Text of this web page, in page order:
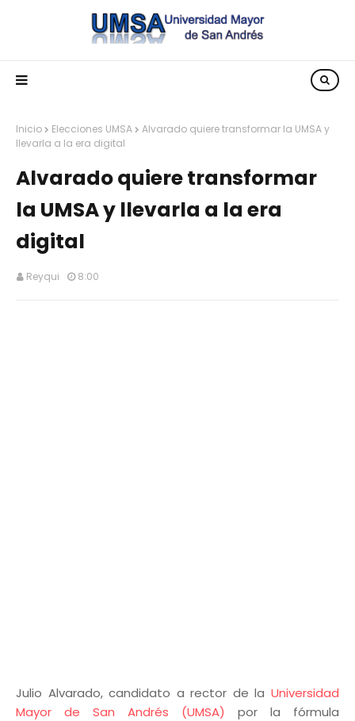
Inicio Elecciones UMSA
Alvarado quiere transformar la UMSA y
llevarla a la era digital
Alvarado quiere transformar
la UMSA y llevarla a la era
digital
Reyqui 8:00
Julio Alvarado, candidato a rector de la Universidad
Mayor de San Andrés (UMSA) por la fórmula